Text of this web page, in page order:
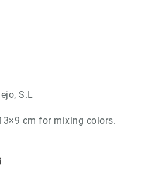
S.L
cm for mixing colors.